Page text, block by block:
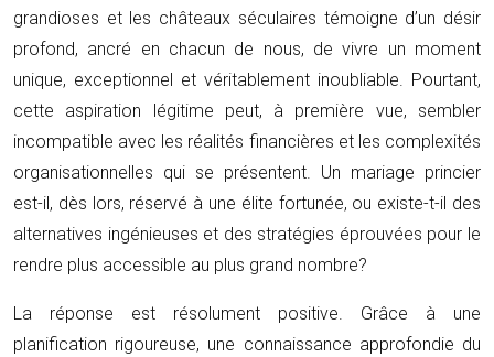
grandioses et les châteaux séculaires témoigne d’un désir
profond, ancré en chacun de nous, de vivre un moment
unique, exceptionnel et véritablement inoubliable. Pourtant,
cette aspiration légitime peut, à première vue, sembler
incompatible avec les réalités financières et les complexités
organisationnelles qui se présentent. Un mariage princier
est-il, dès lors, réservé à une élite fortunée, ou existe-t-il des
alternatives ingénieuses et des stratégies éprouvées pour le
rendre plus accessible au plus grand nombre?
La réponse est résolument positive. Grâce à une
planification rigoureuse, une connaissance approfondie du